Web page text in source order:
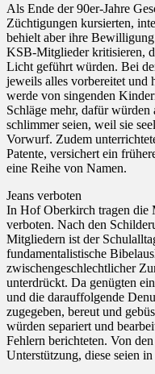
Als Ende der 90er-Jahre
Züchtigungen kursierten,
behielt aber ihre
KSB-Mitglieder kritisieren,
Licht geführt würden. Bei
jeweils alles vorbereitet und
werde von singenden
Schläge mehr, dafür
schlimmer seien, weil sie
Vorwurf. Zudem
Patente, versichert ein
eine Reihe von Namen.
Jeans verboten
In Hof Oberkirch tragen die
verboten. Nach den
Mitgliedern ist der
fundamentalistische
zwischengeschlechtlicher
unterdrückt. Da genügten
und die darauffolgende
zugegeben, bereut und
würden separiert und
Fehlern berichteten. Von
Unterstützung, diese seien